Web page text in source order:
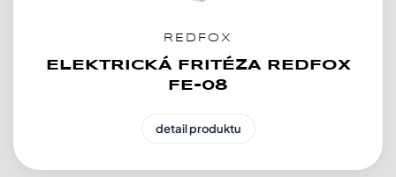
REDFOX
ELEKTRICKÁ FRITÉZA REDFOX
FE-08
detail produktu